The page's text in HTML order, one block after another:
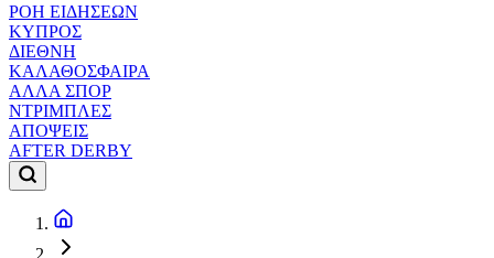
ΡΟΗ ΕΙΔΗΣΕΩΝ
ΚΥΠΡΟΣ
ΔΙΕΘΝΗ
ΚΑΛΑΘΟΣΦΑΙΡΑ
ΑΛΛΑ ΣΠΟΡ
ΝΤΡΙΜΠΛΕΣ
ΑΠΟΨΕΙΣ
AFTER DERBY